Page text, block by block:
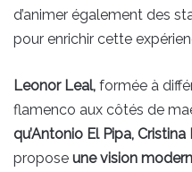
d’animer également des
pour enrichir cette
Leonor Leal, formée à
flamenco aux côtés de
qu’Antonio El Pipa,
propose une vision